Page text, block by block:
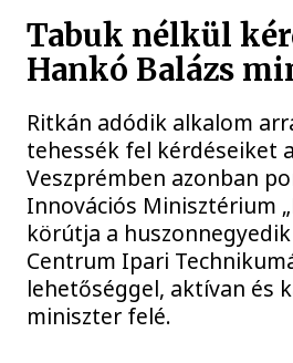
Tabuk nélkül
Hankó Balázs
Ritkán adódik alkalom
tehessék fel kérdéseiket
Veszprémben azonban
Innovációs Minisztérium
körútja a
Centrum Ipari
lehetőséggel, aktívan és
miniszter felé.